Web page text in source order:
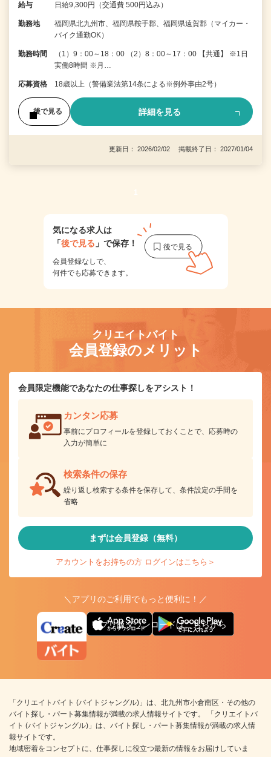
給与 日給9,300円（交通費 500円込み）
勤務地
福岡県北九州市、福岡県鞍手郡、福岡県遠賀郡（マイカー・
バイク通勤OK）
勤務時間
（1）9：00～18：00 （2）8：00～17：00 【共通】 ※1日
実働8時間 ※月…
応募資格 18歳以上（警備業法第14条による※例外事由2号）
後で見る 詳細を見る
更新日： 2026/02/02 掲載終了日： 2027/01/04
1
気になる求人は
「後で見る 」で保存！
会員登録なしで、
何件でも応募できます。
クリエイトバイト
会員登録のメリット
会員限定機能であなたの仕事探しをアシスト！
カンタン応募
事前にプロフィールを登録しておくことで、応募時の
入力が簡単に
検索条件の保存
繰り返し検索する条件を保存して、条件設定の手間を
省略
まずは会員登録（無料）
アカウントをお持ちの方 ログインはこちら＞
＼アプリのご利用でもっと便利に！／
アプリ版ダウンロードはこちらから
「クリエイトバイト (バイトジャングル)」は、北九州市小倉南区・その他の
バイト探し・パート募集情報が満載の求人情報サイトです。 「クリエイトバ
イト (バイトジャングル)」は、バイト探し・パート募集情報が満載の求人情
報サイトです。
地域密着をコンセプトに、仕事探しに役立つ最新の情報をお届けしていま